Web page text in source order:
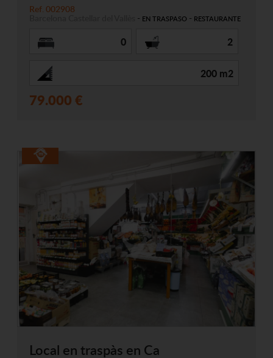
Ref. 002908
- EN TRASPASO - RESTAURANTE
0 2
200 m2
79.000 €
Local en traspàs en Ca